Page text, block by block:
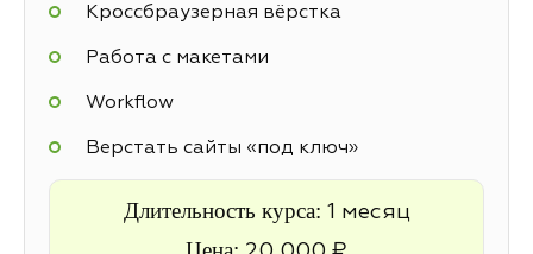
Кроссбраузерная вёрстка
Работа с макетами
Workflow
Верстать сайты «под ключ»
Длительность курса: 1 месяц